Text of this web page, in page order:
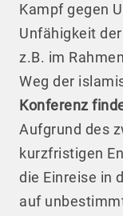
Kampf gegen
Unfähigkeit
z.B. im
Weg der
Konferenz
Aufgrund des
kurzfristigen
die Einreise in
auf